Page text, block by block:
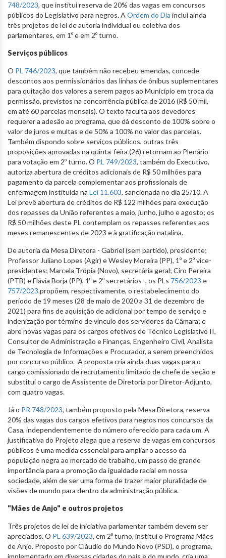
748/2023, que institui reserva de 20% das vagas em concursos
públicos do Legislativo para negros. A Ordem do Dia inclui ainda
três projetos de lei de autoria individual ou coletiva dos
parlamentares, em 1º e em 2º turno.
Serviços públicos
O PL 746/2023, que também não recebeu emendas, concede
descontos aos permissionários das linhas de ônibus suplementares
para quitação dos valores a serem pagos ao Município em troca da
permissão, previstos na concorrência pública de 2016 (R$ 50 mil,
em até 60 parcelas mensais). O texto faculta aos devedores
requerer a adesão ao programa, que dá desconto de 100% sobre o
valor de juros e multas e de 50% a 100% no valor das parcelas.
Também dispondo sobre serviços públicos, outras três
proposições aprovadas na quinta-feira (26) retornam ao Plenário
para votação em 2º turno. O PL 749/2023, também do Executivo,
autoriza abertura de créditos adicionais de R$ 50 milhões para
pagamento da parcela complementar aos profissionais de
enfermagem instituída na Lei 11.603, sancionada no dia 25/10. A
Lei prevê abertura de créditos de R$ 122 milhões para execução
dos repasses da União referentes a maio, junho, julho e agosto; os
R$ 50 milhões deste PL contemplam os repasses referentes aos
meses remanescentes de 2023 e à gratificação natalina.
De autoria da Mesa Diretora - Gabriel (sem partido), presidente;
Professor Juliano Lopes (Agir) e Wesley Moreira (PP), 1º e 2º vice-
presidentes; Marcela Trópia (Novo), secretária geral; Ciro Pereira
(PTB) e Flávia Borja (PP), 1º e 2º secretários -, os PLs 756/2023 e
757/2023.propõem, respectivamente, o restabelecimento do
período de 19 meses (28 de maio de 2020 a 31 de dezembro de
2021) para fins de aquisição de adicional por tempo de serviço e
indenização por término de vínculo dos servidores da Câmara; e
abre novas vagas para os cargos efetivos de Técnico Legislativo II,
Consultor de Administração e Finanças, Engenheiro Civil, Analista
de Tecnologia de Informações e Procurador, a serem preenchidos
por concurso público. A proposta cria ainda duas vagas para o
cargo comissionado de recrutamento limitado de chefe de seção e
substitui o cargo de Assistente de Diretoria por Diretor-Adjunto,
com quatro vagas.
Já o PR 748/2023, também proposto pela Mesa Diretora, reserva
20% das vagas dos cargos efetivos para negros nos concursos da
Casa, independentemente do número oferecido para cada um. A
justificativa do Projeto alega que a reserva de vagas em concursos
públicos é uma medida essencial para ampliar o acesso da
população negra ao mercado de trabalho, um passo de grande
importância para a promoção da igualdade racial em nossa
sociedade, além de ser uma forma de trazer maior pluralidade de
visões de mundo para dentro da administração pública.
"Mães de Anjo" e outros projetos
Três projetos de lei de iniciativa parlamentar também devem ser
apreciados. O PL 639/2023, em 2º turno, institui o Programa Mães
de Anjo. Proposto por Cláudio do Mundo Novo (PSD), o programa,